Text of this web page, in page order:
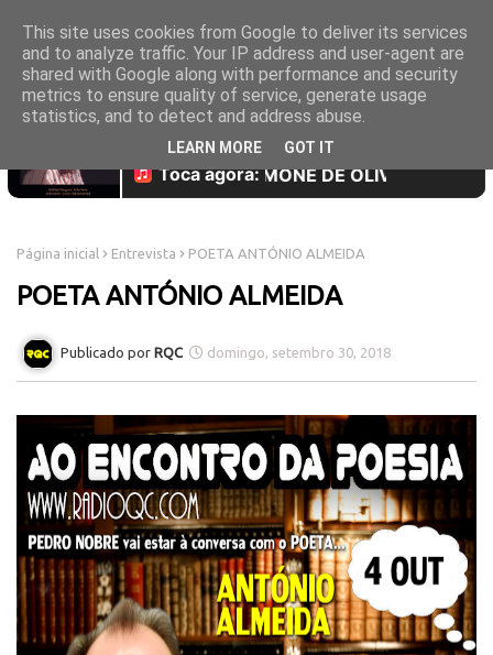
Página inicial Entrevista POETA ANTÓNIO ALMEIDA
POETA ANTÓNIO ALMEIDA
RQC domingo, setembro 30, 2018
This site uses cookies from Google to deliver its services
and to analyze traffic. Your IP address and user-agent are
shared with Google along with performance and security
metrics to ensure quality of service, generate usage
statistics, and to detect and address abuse.
LEARN MORE GOT IT